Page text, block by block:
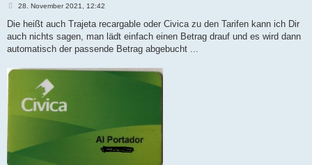
B
i
r
a
28. November 2021, 12:42
Die heißt auch Trajeta recargable oder Civica zu den Tarifen kann ich Dir
auch nichts sagen, man lädt einfach einen Betrag drauf und es wird dann
automatisch der passende Betrag abgebucht ...